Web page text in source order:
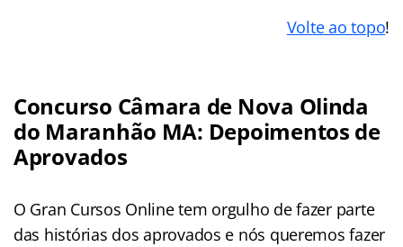
Volte ao topo!
Concurso Câmara de Nova Olinda
do Maranhão MA: Depoimentos de
Aprovados
O Gran Cursos Online tem orgulho de fazer parte
das histórias dos aprovados e nós queremos fazer